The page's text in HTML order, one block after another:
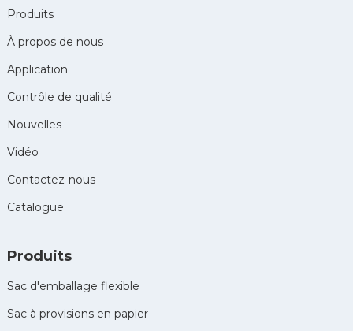
Produits
À propos de nous
Application
Contrôle de qualité
Nouvelles
Vidéo
Contactez-nous
Catalogue
Produits
Sac d'emballage flexible
Sac à provisions en papier